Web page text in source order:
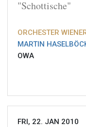
"Schottische"
ORCHESTER
MARTIN
OWA
FRI, 22. JAN 2010